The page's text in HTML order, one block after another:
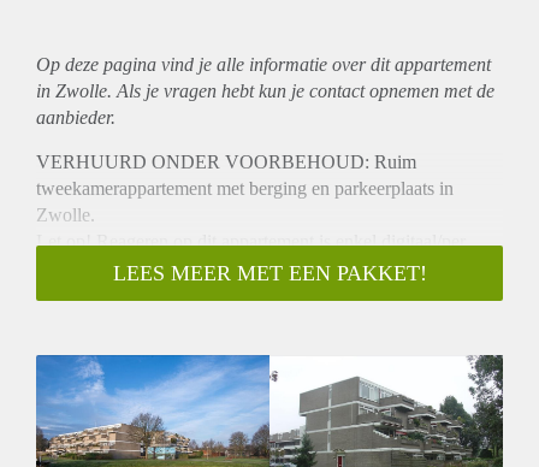
Op deze pagina vind je alle informatie over ditappartement
in Zwolle. Als je vragen hebt kun je contact opnemen met de
aanbieder.
VERHUURD ONDER VOORBEHOUD: Ruim
tweekamerappartement met berging en parkeerplaats in
Zwolle.
Let op! Reageren op dit appartement is enkel digitaal/per
email mogelijk.
Dit leuke appartement is goed onderhouden en is gelegen op
‘Wijde Aa’ en het ‘Westerveldsebos’ waar het heerlijk
wandelen of sporten is, zijn op loopafstand te bereiken.
Scholen, winkels en sportvoorzieningen zijn ruimschoots
aanwezig en de historische binnenstad is goed bereikbaar.
LEES MEER MET EEN PAKKET!